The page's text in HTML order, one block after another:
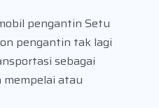
pengantin Setu
pengantin tak lagi
sebagai
atau